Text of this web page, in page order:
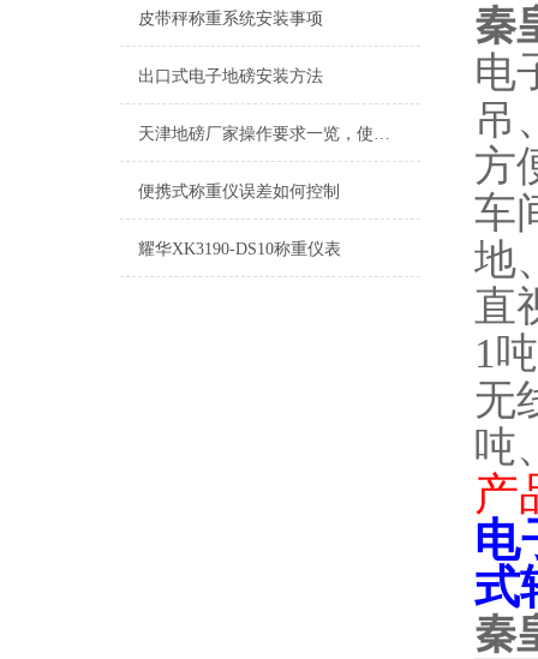
皮带秤称重系统安装事项
出口式电子地磅安装方法
天津地磅厂家操作要求一览，使用时先来看
便携式称重仪误差如何控制
耀华XK3190-DS10称重仪表
秦
电
吊
方
车
地
直
1
无
吨
产
电
式
秦